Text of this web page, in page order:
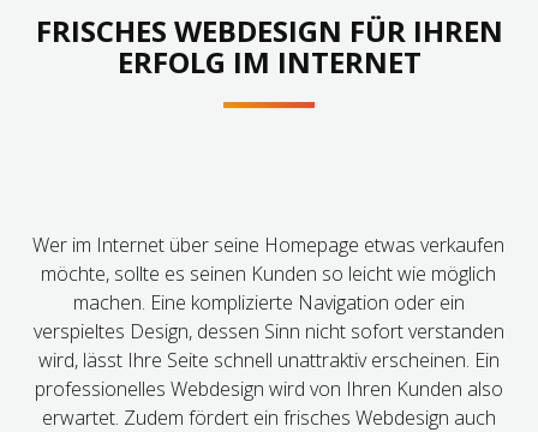
FRISCHES WEBDESIGN FÜR IHREN
ERFOLG IM INTERNET
Wer im Internet über seine Homepage etwas verkaufen
möchte, sollte es seinen Kunden so leicht wie möglich
machen. Eine komplizierte Navigation oder ein
verspieltes Design, dessen Sinn nicht sofort verstanden
wird, lässt Ihre Seite schnell unattraktiv erscheinen. Ein
professionelles Webdesign wird von Ihren Kunden also
erwartet. Zudem fördert ein frisches Webdesign auch